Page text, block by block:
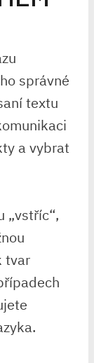
správné
textu
⁤a vybrat
„vstříc“,
tvar